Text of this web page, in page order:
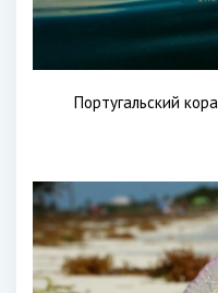
Португальский